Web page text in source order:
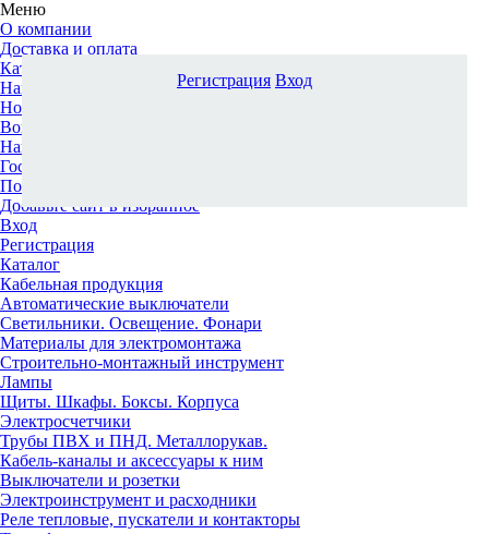
Меню
О компании
Доставка и оплата
Каталог
Наши офисы
Новости и новинки
Вопрос-ответ
Наша команда
Гос. заказчикам
Поставщикам
Добавьте сайт в избранное
Вход
Регистрация
Каталог
Кабельная продукция
Автоматические выключатели
Светильники. Освещение. Фонари
Материалы для электромонтажа
Строительно-монтажный инструмент
Лампы
Щиты. Шкафы. Боксы. Корпуса
Электросчетчики
Трубы ПВХ и ПНД. Металлорукав.
Кабель-каналы и аксессуары к ним
Выключатели и розетки
Электроинструмент и расходники
Реле тепловые, пускатели и контакторы
Регистрация Вход